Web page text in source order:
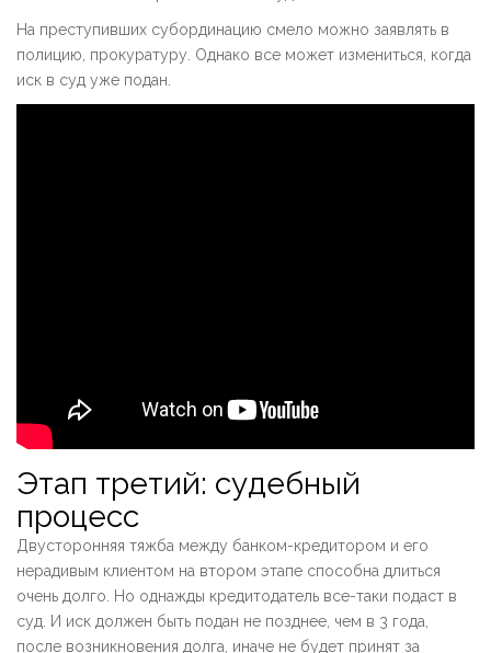
На преступивших субординацию смело можно заявлять в
полицию, прокуратуру. Однако все может измениться, когда
иск в суд уже подан.
Этап третий: судебный
процесс
Двусторонняя тяжба между банком-кредитором и его
нерадивым клиентом на втором этапе способна длиться
очень долго. Но однажды кредитодатель все-таки подаст в
суд. И иск должен быть подан не позднее, чем в 3 года,
после возникновения долга, иначе не будет принят за